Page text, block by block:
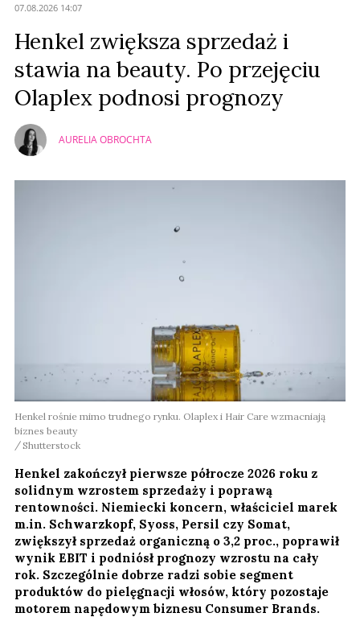
07.08.2026 14:07
Henkel zwiększa sprzedaż i
stawia na beauty. Po przejęciu
Olaplex podnosi prognozy
AURELIA OBROCHTA
Henkel rośnie mimo trudnego rynku. Olaplex i Hair Care wzmacniają
biznes beauty
Shutterstock
Henkel zakończył pierwsze półrocze 2026 roku z
solidnym wzrostem sprzedaży i poprawą
rentowności. Niemiecki koncern, właściciel marek
m.in. Schwarzkopf, Syoss, Persil czy Somat,
zwiększył sprzedaż organiczną o 3,2 proc., poprawił
wynik EBIT i podniósł prognozy wzrostu na cały
rok. Szczególnie dobrze radzi sobie segment
produktów do pielęgnacji włosów, który pozostaje
motorem napędowym biznesu Consumer Brands.